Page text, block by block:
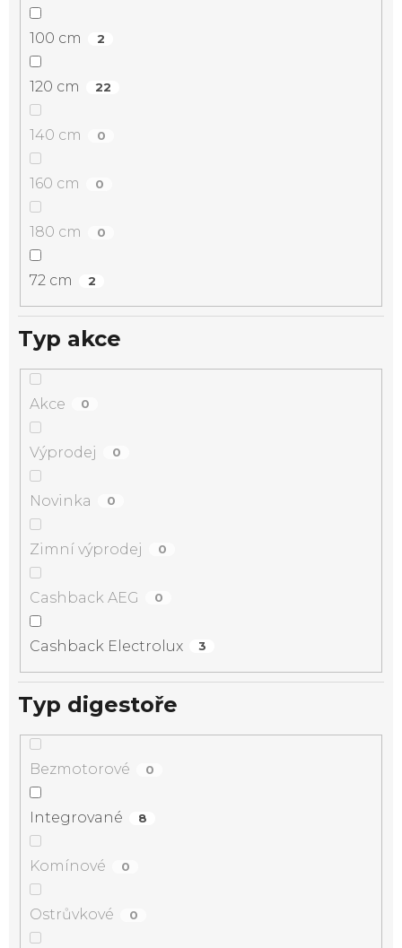
100 cm 2
120 cm 22
140 cm 0
160 cm 0
180 cm 0
72 cm 2
Typ akce
Akce 0
Výprodej 0
Novinka 0
Zimní výprodej 0
Cashback AEG 0
Cashback Electrolux 3
Typ digestoře
Bezmotorové 0
Integrované 8
Komínové 0
Ostrůvkové 0